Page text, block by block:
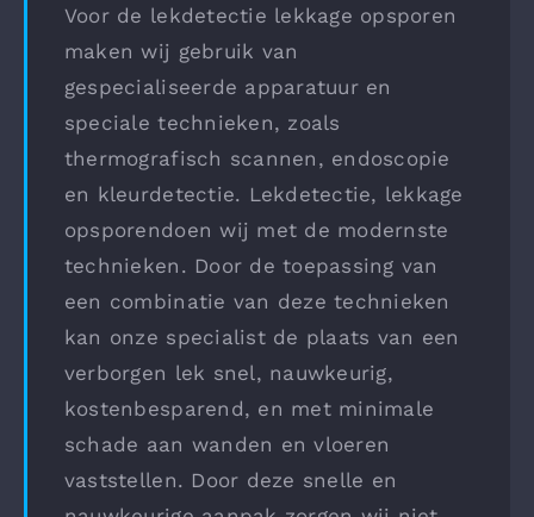
Voor de lekdetectie lekkage opsporen
maken wij gebruik van
gespecialiseerde apparatuur en
speciale technieken, zoals
thermografisch scannen, endoscopie
en kleurdetectie. Lekdetectie, lekkage
opsporendoen wij met de modernste
technieken. Door de toepassing van
een combinatie van deze technieken
kan onze specialist de plaats van een
verborgen lek snel, nauwkeurig,
kostenbesparend, en met minimale
schade aan wanden en vloeren
vaststellen. Door deze snelle en